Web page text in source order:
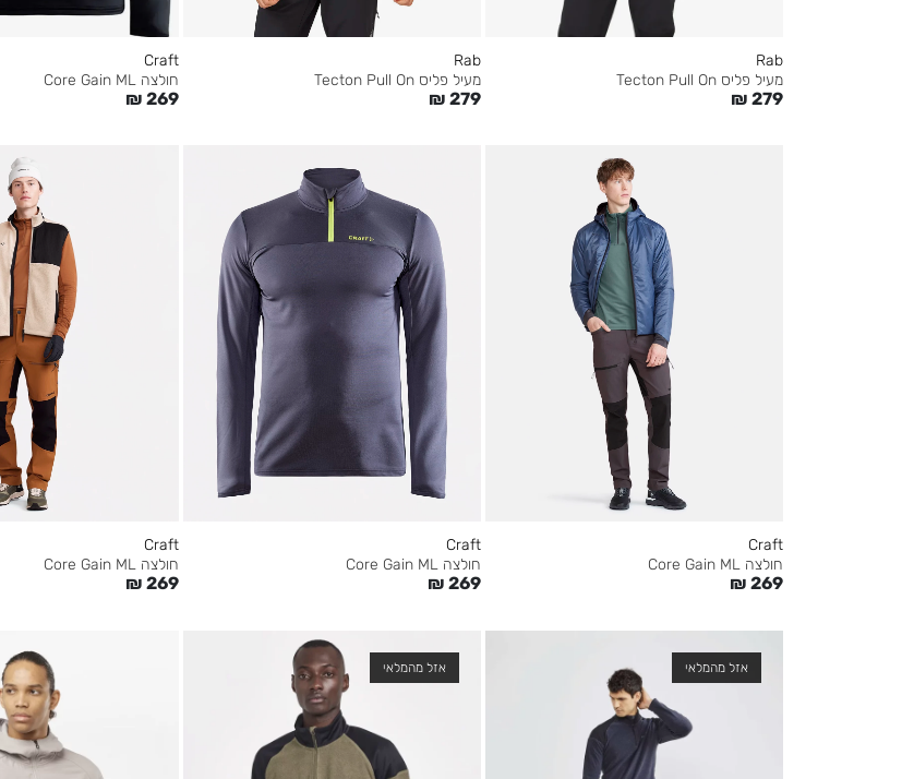
Rab
מעיל פליס Tecton Pull On
₪ 279
Rab
מעיל פליס Tecton Pull On
₪ 279
Craft
חולצה Core Gain ML
₪ 269
Craft
חולצה Core Gain ML
₪ 269
Craft
חולצה Core Gain ML
₪ 269
Craft
חולצה Core Gain ML
₪ 269
אזל מהמלאי אזל מהמלאי